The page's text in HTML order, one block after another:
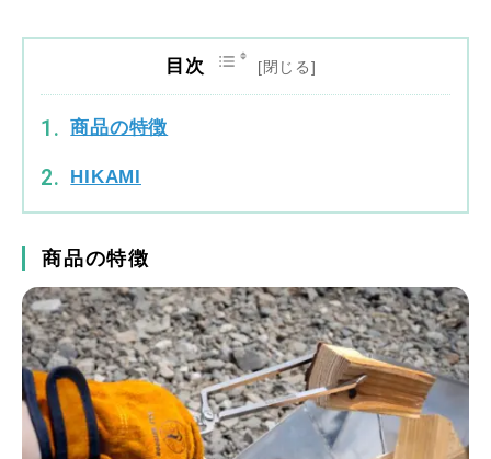
目次
商品の特徴
HIKAMI
商品の特徴